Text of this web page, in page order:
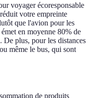
voyager écoresponsable
votre empreinte
que l'avion pour les
en moyenne 80% de
De plus, pour les distances
même le bus, qui sont
de produits